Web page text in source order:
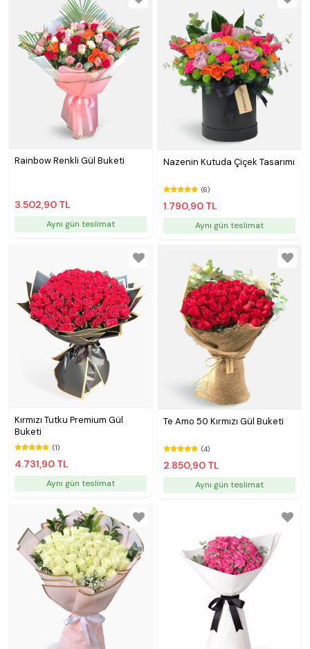
Rainbow Renkli Gül Buketi
3.502,90 TL
Aynı gün teslimat
Nazenin Kutuda Çiçek Tasarımı
(6)
1.790,90 TL
Aynı gün teslimat
Kırmızı Tutku Premium Gül
Buketi
(1)
4.731,90 TL
Aynı gün teslimat
Te Amo 50 Kırmızı Gül Buketi
(4)
2.850,90 TL
Aynı gün teslimat